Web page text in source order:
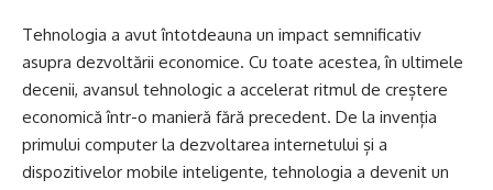
Tehnologia a avut întotdeauna un impact semnificativ
asupra dezvoltării economice. Cu toate acestea, în ultimele
decenii, avansul tehnologic a accelerat ritmul de creștere
economică într-o manieră fără precedent. De la invenția
primului computer la dezvoltarea internetului și a
dispozitivelor mobile inteligente, tehnologia a devenit un